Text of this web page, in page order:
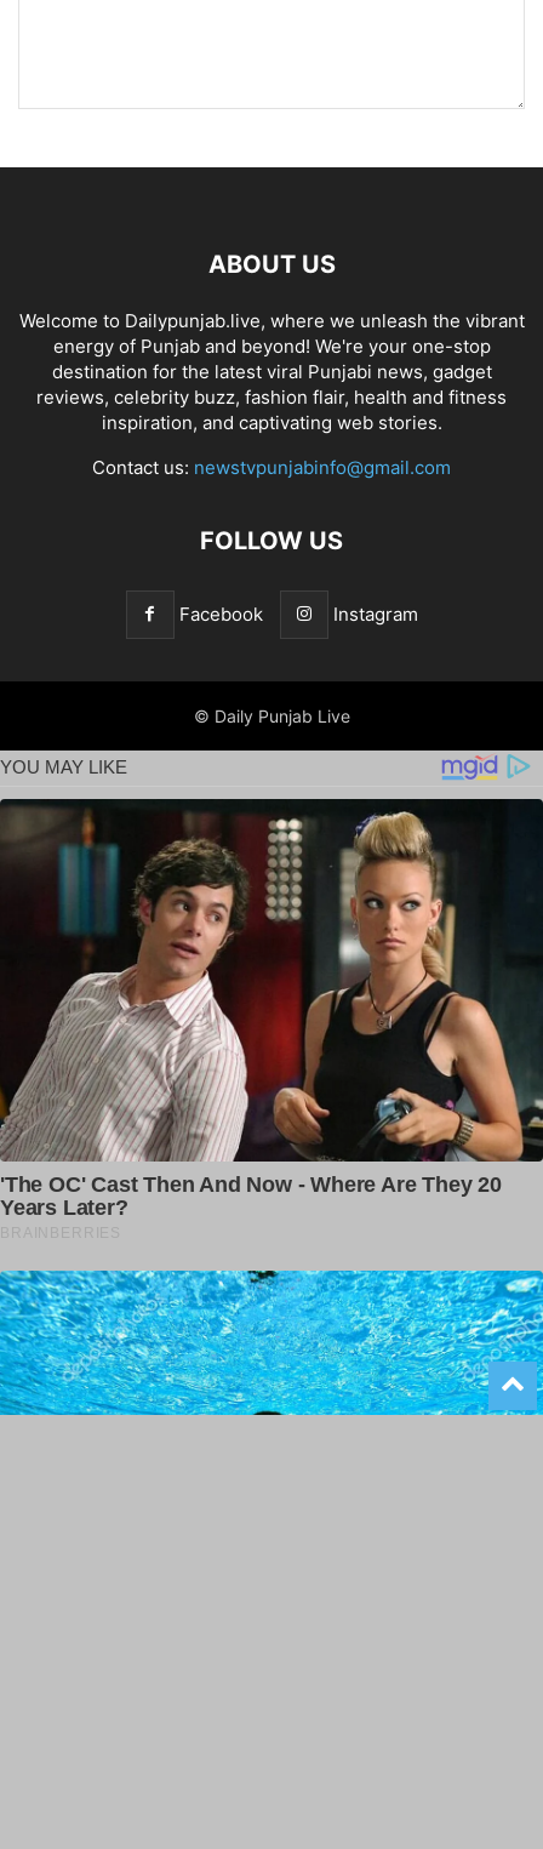
ABOUT US
Welcome to Dailypunjab.live, where we unleash the vibrant
energy of Punjab and beyond! We're your one-stop
destination for the latest viral Punjabi news, gadget
reviews, celebrity buzz, fashion flair, health and fitness
inspiration, and captivating web stories.
Contact us: newstvpunjabinfo@gmail.com
FOLLOW US
Facebook Instagram
© Daily Punjab Live